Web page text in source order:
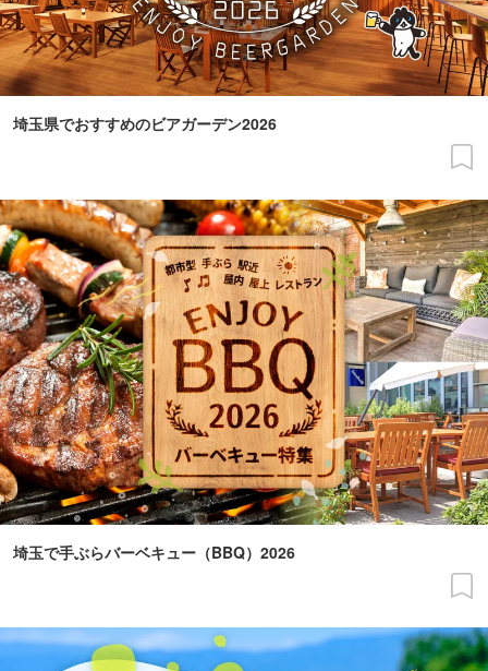
埼玉県でおすすめのビアガーデン2026
埼玉で手ぶらバーベキュー（BBQ）2026